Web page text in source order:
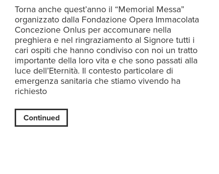
Torna anche quest’anno il “Memorial Messa”
organizzato dalla Fondazione Opera Immacolata
Concezione Onlus per accomunare nella
preghiera e nel ringraziamento al Signore tutti i
cari ospiti che hanno condiviso con noi un tratto
importante della loro vita e che sono passati alla
luce dell’Eternità. Il contesto particolare di
emergenza sanitaria che stiamo vivendo ha
richiesto
Continued